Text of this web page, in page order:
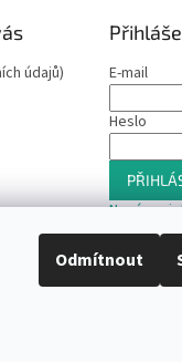
Odmítnout
údajů)
E-mail
Heslo
Nová